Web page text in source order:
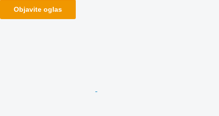
Objavite oglas